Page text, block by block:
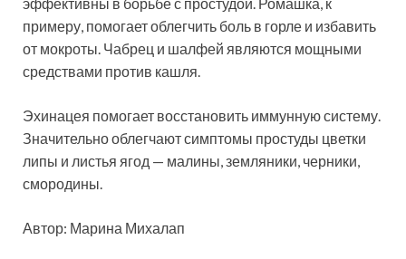
примеру, помогает облегчить боль в горле и избавить
от мокроты. Чабрец и шалфей являются мощными
средствами против кашля.
Эхинацея помогает восстановить иммунную систему.
Значительно облегчают симптомы простуды цветки
липы и листья ягод — малины, земляники, черники,
смородины.
Автор: Марина Михалап